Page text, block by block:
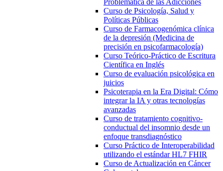
Problemática de las Adicciones
Curso de Psicología, Salud y
Políticas Públicas
Curso de Farmacogenómica clínica
de la depresión (Medicina de
precisión en psicofarmacología)
Curso Teórico-Práctico de Escritura
Científica en Inglés
Curso de evaluación psicológica en
juicios
Psicoterapia en la Era Digital: Cómo
integrar la IA y otras tecnologías
avanzadas
Curso de tratamiento cognitivo-
conductual del insomnio desde un
enfoque transdiagnóstico
Curso Práctico de Interoperabilidad
utilizando el estándar HL7 FHIR
Curso de Actualización en Cáncer